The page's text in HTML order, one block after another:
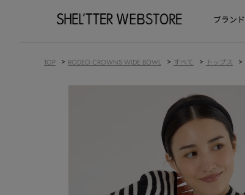
ブランド
TOP > RODEO CROWNS WIDE BOWL > すべて > トップス >